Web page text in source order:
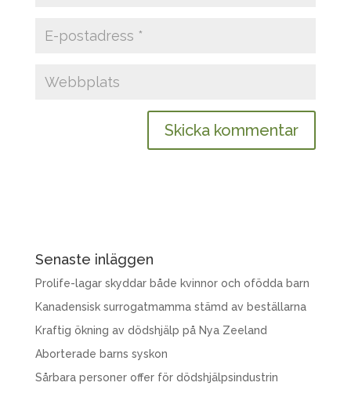
Senaste inläggen
Prolife-lagar skyddar både kvinnor och ofödda barn
Kanadensisk surrogatmamma stämd av beställarna
Kraftig ökning av dödshjälp på Nya Zeeland
Aborterade barns syskon
Sårbara personer offer för dödshjälpsindustrin